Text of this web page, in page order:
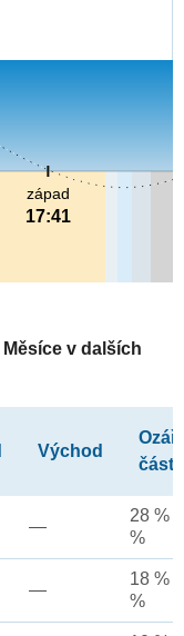
západ
17:41
Měsíce v dalších
Východ
část
—
28 %
%
—
18 %
%